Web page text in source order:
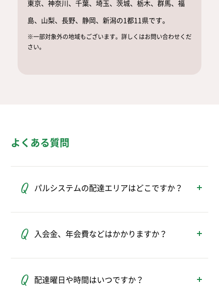
東京、神奈川、千葉、埼玉、茨城、栃木、群馬、福
島、山梨、長野、静岡、新潟の1都11県です。
※一部対象外の地域もございます。詳しくはお問い合わせくだ
さい。
よくある質問
パルシステムの配達エリアはどこですか？
山梨、長野、静岡、新潟の1都11県です。
入会金、年会費などはかかりますか？
1,000円をお預かりしますが、脱退（退会）す
配達曜日や時間はいつですか？